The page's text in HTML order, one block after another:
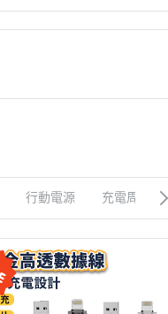
行動電源 充電周邊